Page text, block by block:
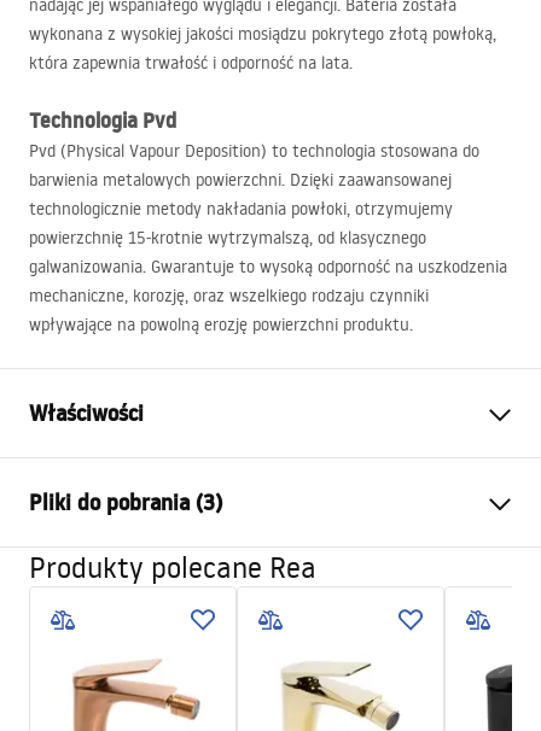
nadając jej wspaniałego wyglądu i elegancji. Bateria została
wykonana z wysokiej jakości mosiądzu pokrytego złotą powłoką,
która zapewnia trwałość i odporność na lata.
Technologia Pvd
Pvd (Physical Vapour Deposition) to technologia stosowana do
barwienia metalowych powierzchni. Dzięki zaawansowanej
technologicznie metody nakładania powłoki, otrzymujemy
powierzchnię 15-krotnie wytrzymalszą, od klasycznego
galwanizowania. Gwarantuje to wysoką odporność na uszkodzenia
mechaniczne, korozję, oraz wszelkiego rodzaju czynniki
wpływające na powolną erozję powierzchni produktu.
Właściwości
Sposób montażu:
Kolor:
Złoty
Rodzaj wylewki:
Ruchoma
Materiał:
Mosiądz
Zasięg wylewki:
110mm
Wysokość (mm):
160mm
Pliki do pobrania (3)
Instrukcja montażu
Warunki gwarancji
Warranty_Terms_and_Conditions_Faucets_-_5.pdf
Produkty polecane Rea